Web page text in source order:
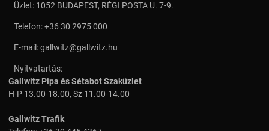
Üzlet: 1052 BUDAPEST, RÉGI POSTA U. 7-9.
Telefon:+36 30 2975 000
E-mail:gallwitz@gallwitz.hu
Nyitvatartás:
Gallwitz Pipa és Sétabot Szaküzlet
H-P 13.00-18.00, Sz 11.00-14.00
Gallwitz Trafik